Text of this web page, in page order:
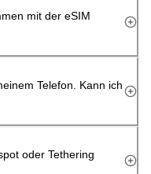
mit der eSIM
Telefon. Kann ich
oder Tethering